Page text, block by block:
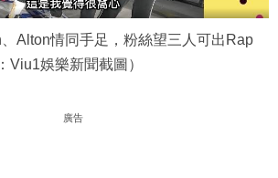
Alton情同手足，粉絲望三人可出Rap
Viu1娛樂新聞截圖）
廣告